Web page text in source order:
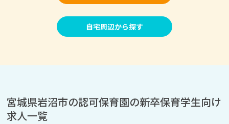
自宅周辺から探す
宮城県岩沼市の認可保育園の新卒保育学生向け
求人一覧